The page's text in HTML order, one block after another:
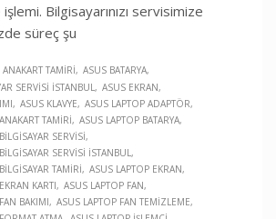
Bilgisayarınızı servisimize
süreç şu
ANAKART TAMIRI
ASUS BATARYA
SERVISI İSTANBUL ASUS EKRAN
ASUS KLAVYE
ASUS LAPTOP ADAPTÖR
TAMIRI
ASUS LAPTOP BATARYA
SERVISI
SERVISI İSTANBUL
TAMIRI
ASUS LAPTOP EKRAN
KARTI
ASUS LAPTOP FAN
BAKIMI
ASUS LAPTOP FAN TEMIZLEME